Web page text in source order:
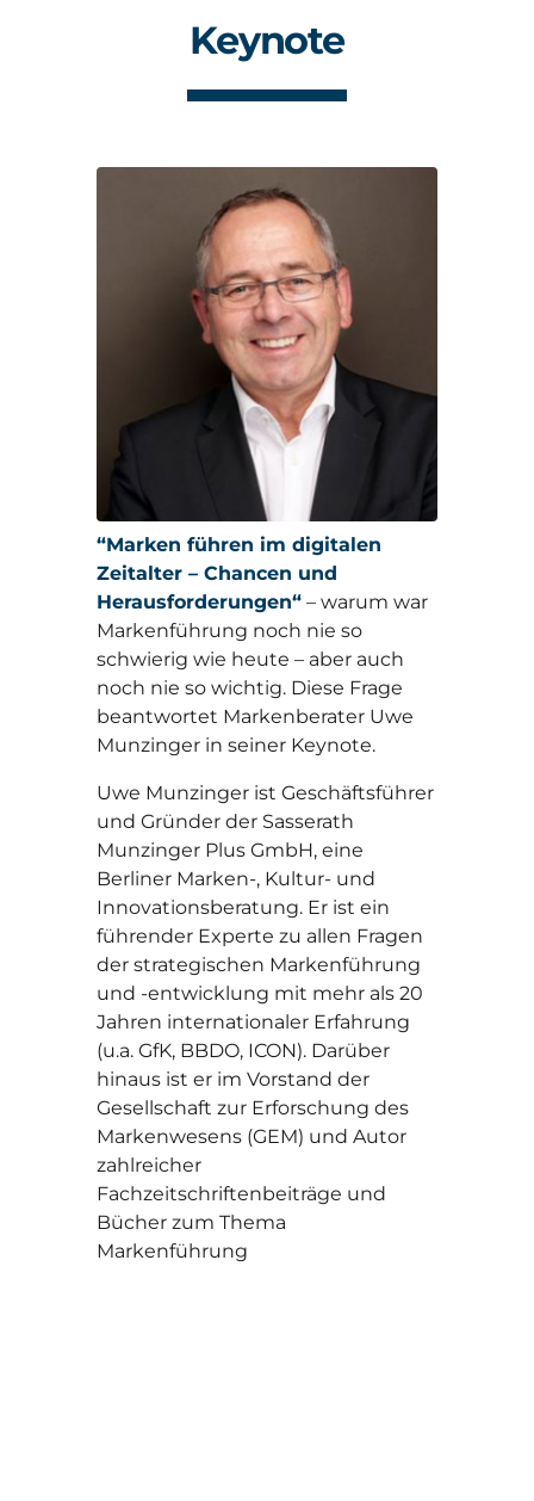
Keynote
“Marken führen im digitalen
Zeitalter – Chancen und
Herausforderungen“– warum war
Markenführung noch nie so
schwierig wie heute – aber auch
noch nie so wichtig. Diese Frage
beantwortet Markenberater Uwe
Munzinger in seiner Keynote.
Uwe Munzinger ist Geschäftsführer
und Gründer der Sasserath
Munzinger Plus GmbH, eine
Berliner Marken-, Kultur- und
Innovationsberatung. Er ist ein
führender Experte zu allen Fragen
der strategischen Markenführung
und -entwicklung mit mehr als 20
Jahren internationaler Erfahrung
(u.a. GfK, BBDO, ICON). Darüber
hinaus ist er im Vorstand der
Gesellschaft zur Erforschung des
Markenwesens (GEM) und Autor
zahlreicher
Fachzeitschriftenbeiträge und
Bücher zum Thema
Markenführung